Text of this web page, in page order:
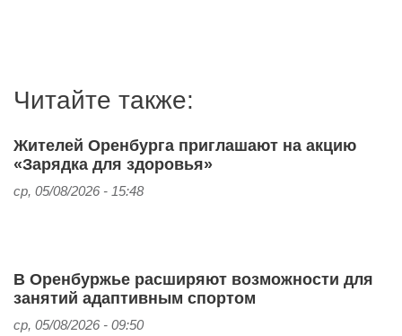
Читайте также:
Жителей Оренбурга приглашают на акцию
«Зарядка для здоровья»
ср, 05/08/2026 - 15:48
В Оренбуржье расширяют возможности для
занятий адаптивным спортом
ср, 05/08/2026 - 09:50